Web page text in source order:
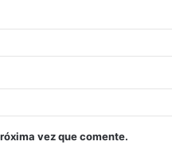
vez que comente.